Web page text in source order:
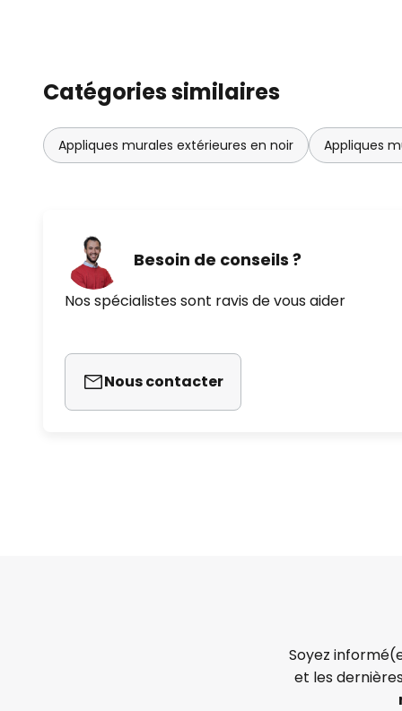
Catégories similaires
Appliques murales extérieures en noir Appliques
Besoin de conseils ?
Nos spécialistes sont ravis de vous aider
Nous contacter
Soyez
et les